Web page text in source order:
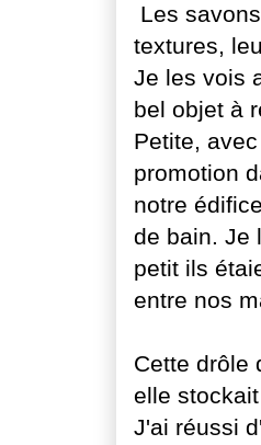
Les
textures,
Je les vois
bel objet à
Petite,
promotion
notre
de bain. Je
petit ils
entre nos
Cette drôle
elle
J'ai réussi